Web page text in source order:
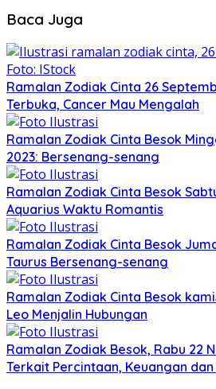
Baca Juga
Ramalan Zodiak Cinta 26
Terbuka, Cancer Mau Mengalah
Ramalan Zodiak Cinta Besok
2023: Bersenang-senang
Ramalan Zodiak Cinta Besok
Aquarius Waktu Romantis
Ramalan Zodiak Cinta Besok
Taurus Bersenang-senang
Ramalan Zodiak Cinta Besok
Leo Menjalin Hubungan
Ramalan Zodiak Besok, Rabu 22
Terkait Percintaan, Keuangan